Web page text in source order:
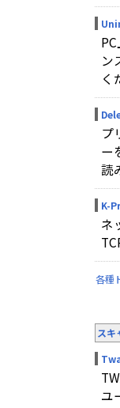
ン
く
プ
ー
読
K-
ネ
各種
スキ
ユ